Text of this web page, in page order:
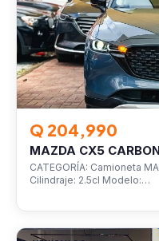
Q 204,990
MAZDA CX5
CATEGORÍA: Camioneta
Cilindraje: 2.5cl Modelo:…